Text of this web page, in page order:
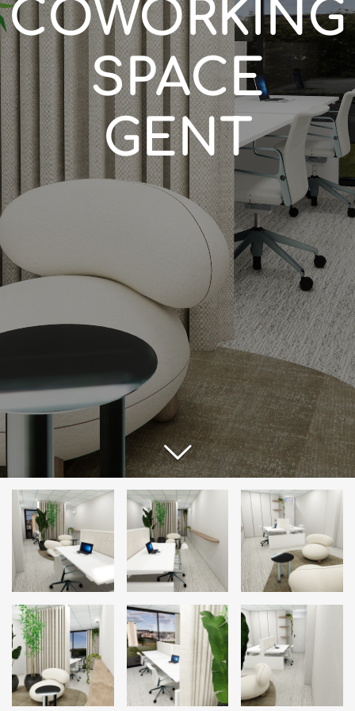
COWORKING
SPACE
GENT